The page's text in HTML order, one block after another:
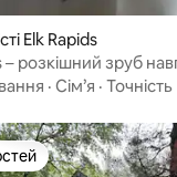
відгуки: 115
Elk Rapids
– розкішний зруб
· Сім’я · Точність